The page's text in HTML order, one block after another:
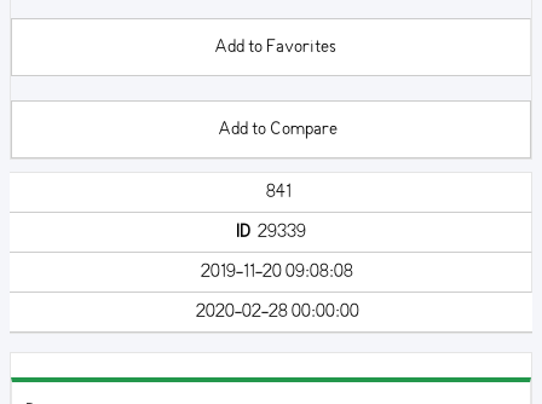
Add to Favorites
Add to Compare
841
ID29339
2019-11-20 09:08:08
2020-02-28 00:00:00